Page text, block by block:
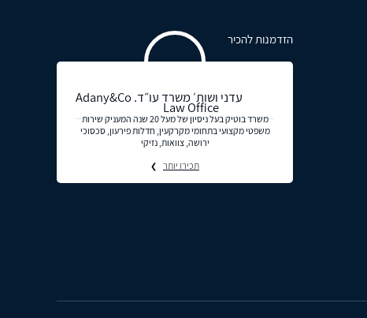
הזדמנות להכיר
עדני ושות׳ משרד עו״ד. Adany&Co
Law Office
משרד בוטיק בעל ניסיון של מעל 20 שנה המעניק שירות
משפטי מקצועי בתחומי מקרקעין, חדלות פירעון, סכסוכי
ירושה, צוואות, נזיקי
תכירו יותר